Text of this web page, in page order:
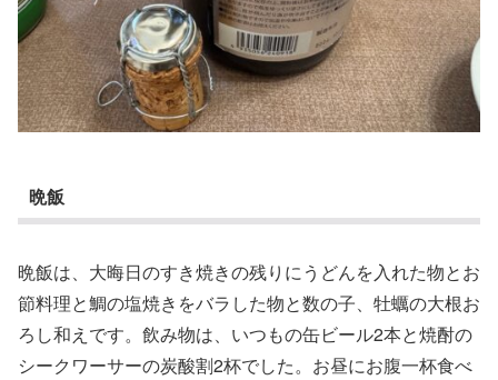
晩飯
晩飯は、大晦日のすき焼きの残りにうどんを入れた物とお
節料理と鯛の塩焼きをバラした物と数の子、牡蠣の大根お
ろし和えです。飲み物は、いつもの缶ビール2本と焼酎の
シークワーサーの炭酸割2杯でした。お昼にお腹一杯食べ